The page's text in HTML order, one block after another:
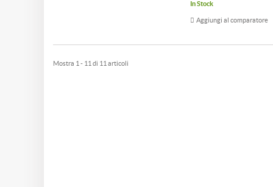
In Stock
Aggiungi al comparatore
Mostra 1 - 11 di 11 articoli